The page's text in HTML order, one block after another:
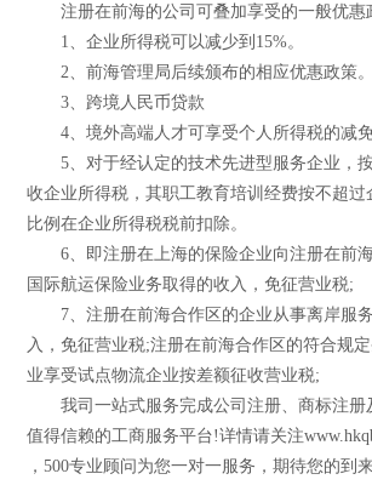
注册在前海的公司可叠加享受的一般优惠
1、企业所得税可以减少到15%。
2、前海管理局后续颁布的相应优惠政策。
3、跨境人民币贷款
4、境外高端人才可享受个人所得税的减免
5、对于经认定的技术先进型服务企业，按
收企业所得税，其职工教育培训经费按不超过
比例在企业所得税税前扣除。
6、即注册在上海的保险企业向注册在前
国际航运保险业务取得的收入，免征营业税;
7、注册在前海合作区的企业从事离岸服
入，免征营业税;注册在前海合作区的符合规
业享受试点物流企业按差额征收营业税;
我司一站式服务完成公司注册、商标注册
值得信赖的工商服务平台!详情请关注
，500专业顾问为您一对一服务，期待您的到